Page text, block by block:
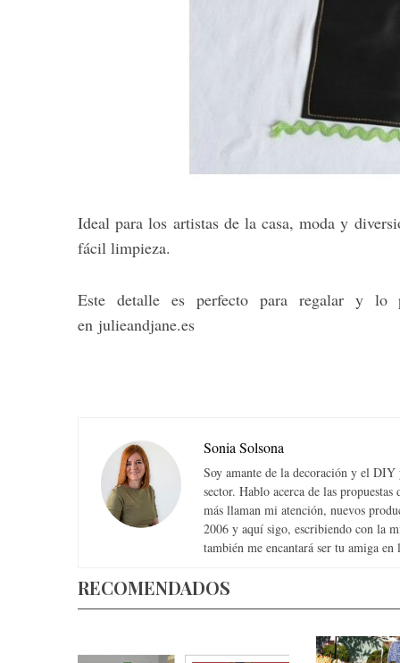
Ideal para los artistas de la casa, moda y
fácil limpieza.
Este detalle es perfecto para regalar y lo
en julieandjane.es
Sonia Solsona
Soy amante de la decoración y el DIY
sector. Hablo acerca de las
más llaman mi atención, nuevos
2006 y aquí sigo, escribiendo con la
también me encantará ser tu amiga en
RECOMENDADOS